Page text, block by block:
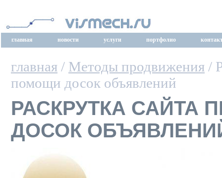
главная новости услуги портфолио
главная / Методы продвижения /
помощи досок объявлений
РАСКРУТКА САЙТА
ДОСОК